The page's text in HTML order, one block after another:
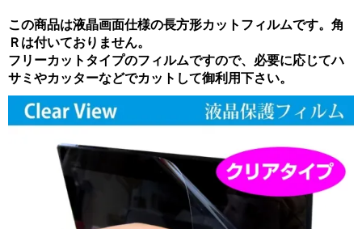
この商品は液晶画面仕様の長方形カットフィルムです。角
Ｒは付いておりません。
フリーカットタイプのフィルムですので、必要に応じてハ
サミやカッターなどでカットして御利用下さい。